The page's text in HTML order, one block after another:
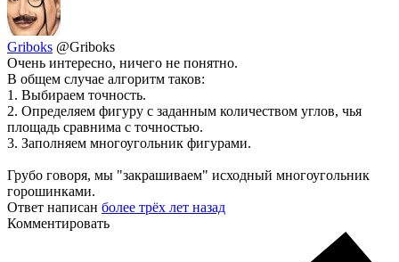
Griboks @Griboks
Очень интересно, ничего не понятно.
В общем случае алгоритм таков:
1. Выбираем точность.
2. Определяем фигуру с заданным количеством углов, чья
площадь сравнима с точностью.
3. Заполняем многоугольник фигурами.
Грубо говоря, мы "закрашиваем" исходный многоугольник
горошинками.
Ответ написан более трёх лет назад
Комментировать